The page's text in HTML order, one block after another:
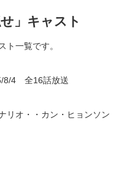
」キャスト
ト一覧です。
8/4 全16話放送
オ・・カン・ヒョンソン